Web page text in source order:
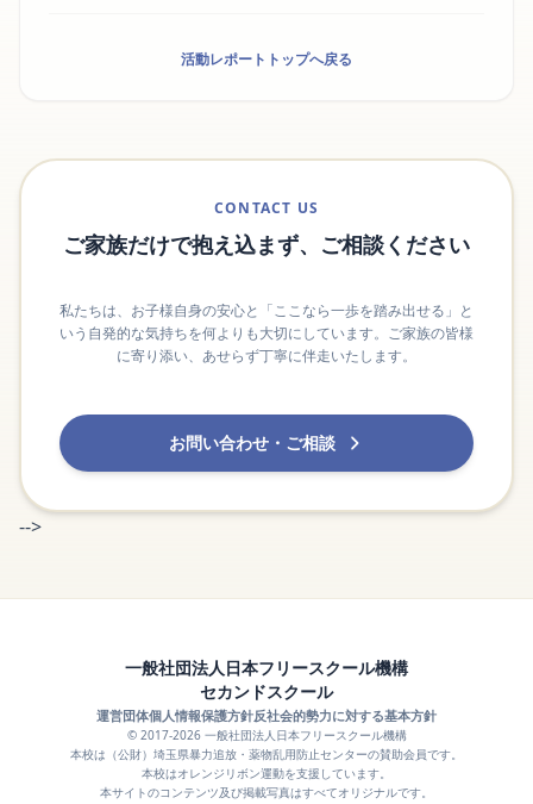
活動レポートトップへ戻る
CONTACT US
ご家族だけで抱え込まず、ご相談ください
私たちは、お子様自身の安心と「ここなら一歩を踏み出せる」と
いう自発的な気持ちを何よりも大切にしています。ご家族の皆様
に寄り添い、あせらず丁寧に伴走いたします。
お問い合わせ・ご相談
-->
一般社団法人日本フリースクール機構
セカンドスクール
運営団体個人情報保護方針反社会的勢力に対する基本方針
© 2017-2026 一般社団法人日本フリースクール機構
本校は（公財）埼玉県暴力追放・薬物乱用防止センターの賛助会員です。
本校はオレンジリボン運動を支援しています。
本サイトのコンテンツ及び掲載写真はすべてオリジナルです。